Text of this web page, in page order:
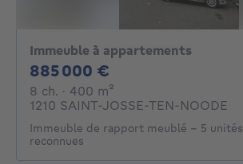
Immeuble à appartements
885 000 €
8 ch. 8 chambres
· 400 m²
1210 SAINT-JOSSE-TEN-NOODE
Immeuble de rapport meublé - 5 unités
reconnues